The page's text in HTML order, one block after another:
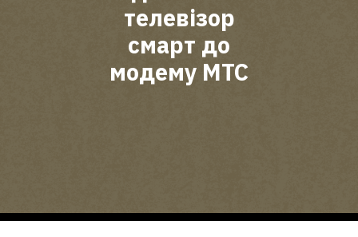
телевізор
смарт до
модему МТС